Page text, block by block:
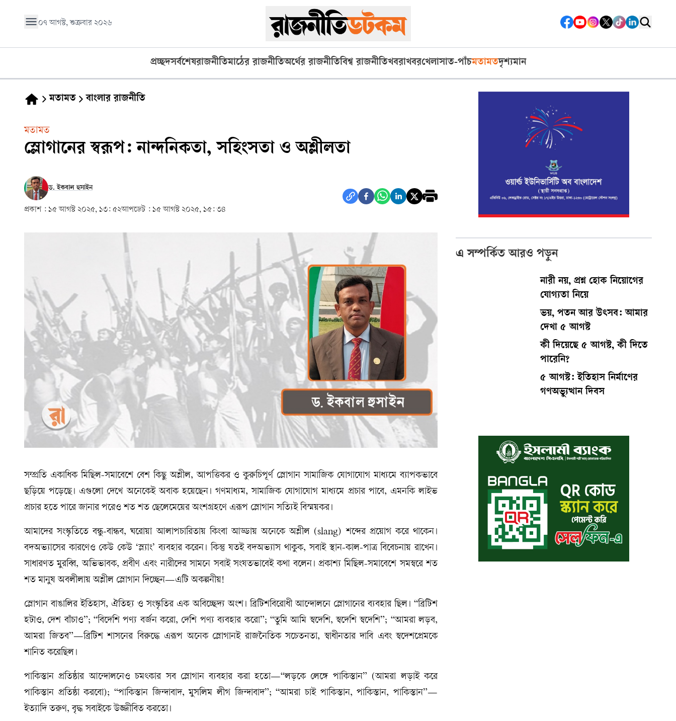
০৭ আগস্ট, শুক্রবার ২০২৬
প্রচ্ছদসর্বশেষরাজনীতিমাঠের রাজনীতিঅর্থের রাজনীতিবিশ্ব রাজনীতিখবরাখবরখেলাসাত-পাঁচমতামতদৃশ্যমান
মতামত বাংলার রাজনীতি
মতামত
স্লোগানের স্বরূপ: নান্দনিকতা, সহিংসতা ও অশ্লীলতা
ড. ইকবাল হুসাইন
প্রকাশ : ১৫ আগস্ট ২০২৫, ১৩: ৫২আপডেট : ১৫ আগস্ট ২০২৫, ১৫: ৩৪
সম্প্রতি একাধিক মিছিল-সমাবেশে বেশ কিছু অশ্লীল, আপত্তিকর ও কুরুচিপূর্ণ স্লোগান সামাজিক যোগাযোগ মাধ্যমে ব্যাপকভাবে
ছড়িয়ে পড়েছে। এগুলো দেখে অনেকেই অবাক হয়েছেন। গণমাধ্যম, সামাজিক যোগাযোগ মাধ্যমে প্রচার পাবে, এমনকি লাইভ
প্রচার হতে পারে জানার পরেও শত শত ছেলেমেয়ের অংশগ্রহণে এরূপ স্লোগান সত্যিই বিস্ময়কর।
আমাদের সংস্কৃতিতে বন্ধু-বান্ধব, ঘরোয়া আলাপচারিতায় কিংবা আড্ডায় অনেকে অশ্লীল (slang) শব্দের প্রয়োগ করে থাকেন।
বদঅভ্যাসের কারণেও কেউ কেউ ‘স্ল্যাং’ ব্যবহার করেন। কিন্তু যতই বদঅভ্যাস থাকুক, সবাই স্থান-কাল-পাত্র বিবেচনায় রাখেন।
সাধারণত মুরব্বি, অভিভাবক, প্রবীণ এবং নারীদের সামনে সবাই সংযতভাবেই কথা বলেন। প্রকাশ্য মিছিল-সমাবেশে সমস্বরে শত
শত মানুষ অবলীলায় অশ্লীল স্লোগান দিচ্ছেন—এটি অকল্পনীয়!
স্লোগান বাঙালির ইতিহাস, ঐতিহ্য ও সংস্কৃতির এক অবিচ্ছেদ্য অংশ। ব্রিটিশবিরোধী আন্দোলনে স্লোগানের ব্যবহার ছিল। “ব্রিটিশ
হটাও, দেশ বাঁচাও”; “বিদেশি পণ্য বর্জন করো, দেশি পণ্য ব্যবহার করো”; “তুমি আমি স্বদেশি, স্বদেশি স্বদেশি”; “আমরা লড়ব,
আমরা জিতব”—ব্রিটিশ শাসনের বিরুদ্ধে এরূপ অনেক স্লোগানই রাজনৈতিক সচেতনতা, স্বাধীনতার দাবি এবং স্বদেশপ্রেমকে
শানিত করেছিল।
পাকিস্তান প্রতিষ্ঠার আন্দোলনেও চমৎকার সব স্লোগান ব্যবহার করা হতো—“লড়কে লেঙ্গে পাকিস্তান” (আমরা লড়াই করে
পাকিস্তান প্রতিষ্ঠা করবো); “পাকিস্তান জিন্দাবাদ, মুসলিম লীগ জিন্দাবাদ”; “আমরা চাই পাকিস্তান, পাকিস্তান, পাকিস্তান”—
ইত্যাদি তরুণ, বৃদ্ধ সবাইকে উজ্জীবিত করতো।
এ সম্পর্কিত আরও পড়ুন
নারী নয়, প্রশ্ন হোক নিয়োগের
যোগ্যতা নিয়ে
ভয়, পতন আর উৎসব: আমার
দেখা ৫ আগস্ট
কী দিয়েছে ৫ আগস্ট, কী দিতে
পারেনি?
৫ আগস্ট: ইতিহাস নির্মাণের
গণঅভ্যুত্থান দিবস